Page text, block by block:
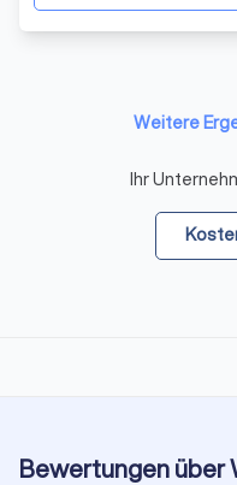
Weitere
Ihr
Bewertungen über